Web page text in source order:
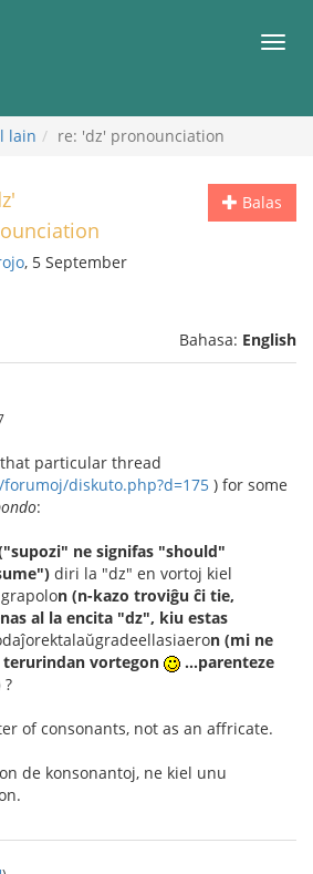
lain re: 'dz' pronounciation
Balas
, 5 September
Bahasa: English
particular thread
diskuto.php?d=175 ) for some
:
ne signifas "should"
diri la "dz" en vortoj kiel
n (n-kazo troviĝu ĉi tie,
al la encita "dz", kiu estas
n (mi ne
vortegon
...parenteze
?
of consonants, not as an affricate.
de konsonantoj, ne kiel unu